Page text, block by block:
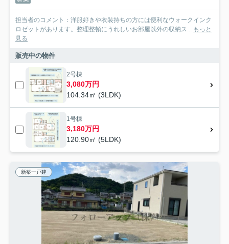
担当者のコメント：洋服好きや衣装持ちの方には便利なウォークインク
ロゼットがあります。整理整頓にうれしいお部屋以外の収納ス... もっと
見る
販売中の物件
2号棟
3,080万円
104.34㎡ (3LDK)
1号棟
3,180万円
120.90㎡ (5LDK)
新築一戸建